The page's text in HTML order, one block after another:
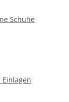
Schuhe